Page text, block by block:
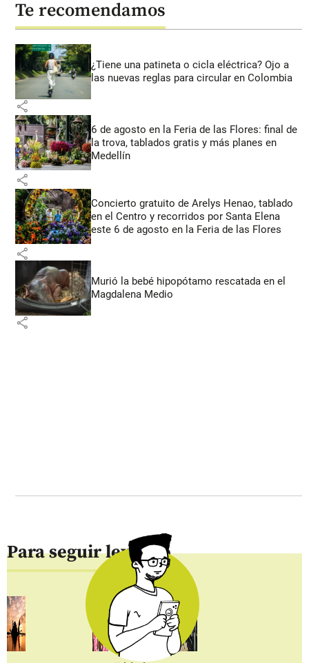
Te recomendamos
¿Tiene una patineta o cicla eléctrica? Ojo a
las nuevas reglas para circular en Colombia
share
6 de agosto en la Feria de las Flores: final de
la trova, tablados gratis y más planes en
Medellín
share
Concierto gratuito de Arelys Henao, tablado
en el Centro y recorridos por Santa Elena
este 6 de agosto en la Feria de las Flores
share
Murió la bebé hipopótamo rescatada en el
Magdalena Medio
share
Para seguir leyendo